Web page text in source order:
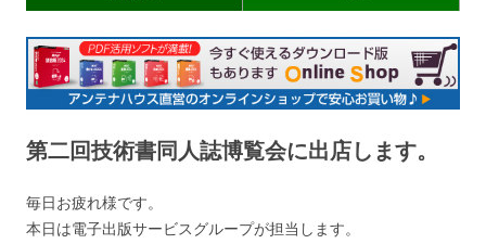
第二回技術書同人誌博覧会に出店します。
毎日お疲れ様です。
本日は電子出版サービスグループが担当します。